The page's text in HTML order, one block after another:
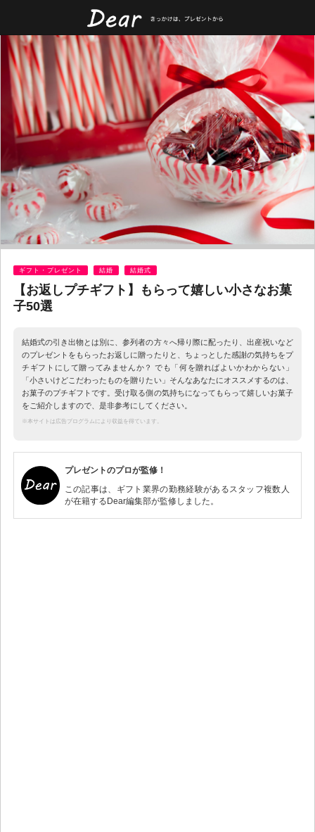
ギフト・プレゼント 結婚 結婚式
【お返しプチギフト】もらって嬉しい小さなお菓
子50選
結婚式の引き出物とは別に、参列者の方々へ帰り際に配ったり、出産祝いなど
のプレゼントをもらったお返しに贈ったりと、ちょっとした感謝の気持ちをプ
チギフトにして贈ってみませんか？ でも「何を贈ればよいかわからない」
「小さいけどこだわったものを贈りたい」そんなあなたにオススメするのは、
お菓子のプチギフトです。受け取る側の気持ちになってもらって嬉しいお菓子
をご紹介しますので、是非参考にしてください。
※本サイトは広告プログラムにより収益を得ています。
プレゼントのプロが監修！
この記事は、ギフト業界の勤務経験があるスタッフ複数人
が在籍するDear編集部が監修しました。